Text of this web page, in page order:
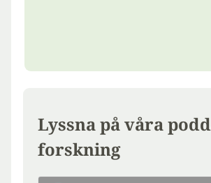
Lyssna på våra
forskning